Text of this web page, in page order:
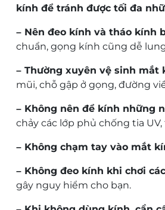
kính để tránh được tối đa
– Nên đeo kính và tháo kính
chuẩn, gọng kính cũng dễ
– Thường xuyên vệ sinh mắt
mũi, chỗ gập ở gọng, đường
– Không nên để kính những
chảy các lớp phủ chống tia
– Không chạm tay vào mắt
– Không đeo kính khi chơi
gây nguy hiểm cho bạn.